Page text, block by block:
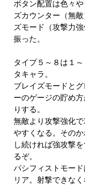
ボタン配置は色々
ズカウンター（無
ズモード（攻撃力
振った。
タイプ５～８は１
タキャラ。
ブレイズモードと
ーのゲージの貯め
りする。
無敵より攻撃強化
やすくなる。その
し続ければ強攻撃
るぞ。
パシフィストモー
リア。射撃できな